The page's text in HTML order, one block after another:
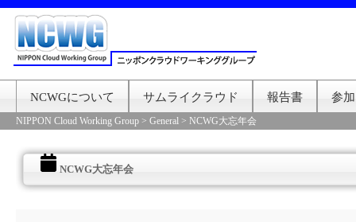
NCWGについて サムライクラウド 報告書 参
NIPPON Cloud Working Group > General > NCWG大忘年会
NCWG大忘年会